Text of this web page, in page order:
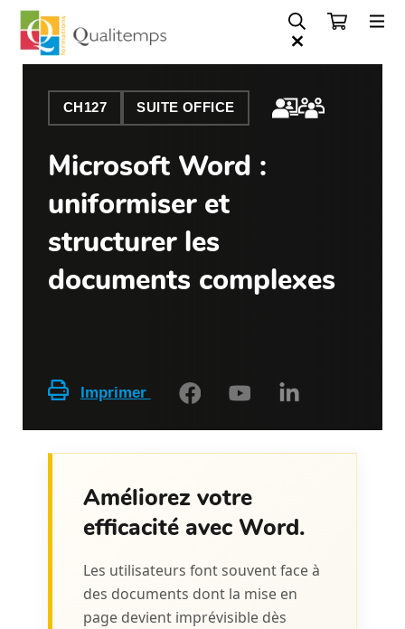
CH127 SUITE OFFICE
Microsoft Word :
uniformiser et
structurer les
documents complexes
Imprimer
Améliorez votre
efficacité avec Word.
Les utilisateurs font souvent face à
des documents dont la mise en
page devient imprévisible dès